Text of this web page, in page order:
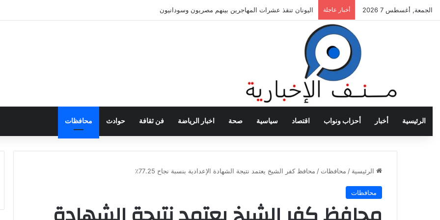
الجمعة, أغسطس 7 2026 أخبار عاجلة اليونان تنقذ عشرات المهاجرين بينهم مصريون وسودانيون
الرئيسية أخبار أحزاب ونواب اقتصاد سياسية صحة اخبار الرياضة فن ثقافة حوادث محافظات
الرئيسية / محافظات / محافظ كفر الشيخ يعتمد نتيجة الشهادة الإعدادية بنسبة نجاح 77.25٪؜
محافظات